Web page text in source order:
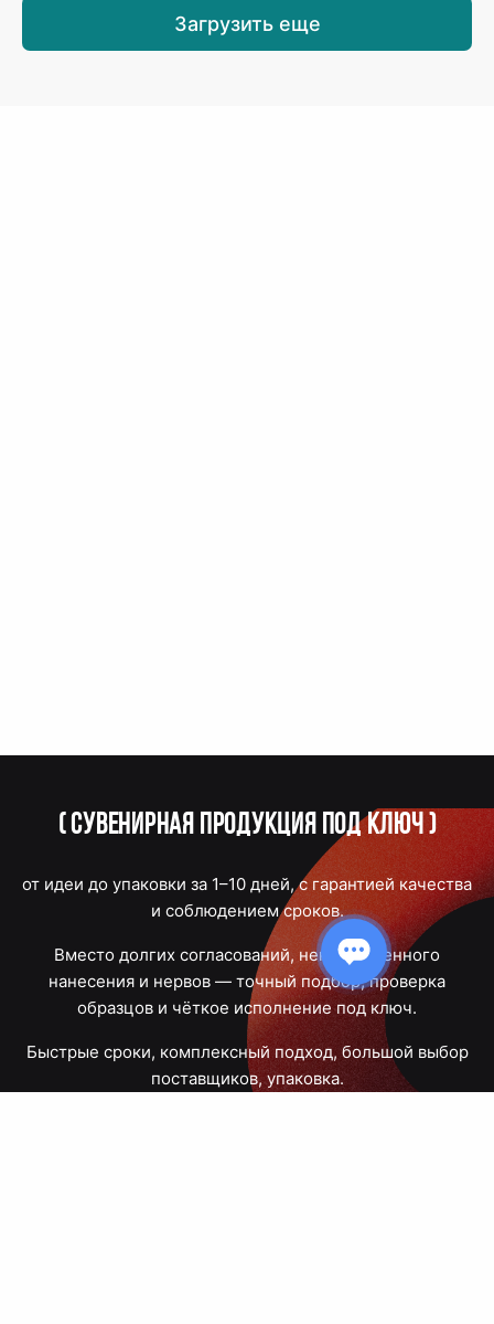
Загрузить еще
(Сувенирная продукция под ключ)
от идеи до упаковки за 1–10 дней, с гарантией качества
и соблюдением сроков.
Вместо долгих согласований, некачественного
нанесения и нервов — точный подбор, проверка
образцов и чёткое исполнение под ключ.
Быстрые сроки, комплексный подход, большой выбор
поставщиков, упаковка.